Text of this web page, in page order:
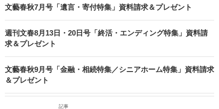
文藝春秋7月号「遺言・寄付特集」資料請求＆プレゼント
週刊文春8月13日・20日号「終活・エンディング特集」資料請
求＆プレゼント
文藝春秋9月号「金融・相続特集／シニアホーム特集」資料請求
＆プレゼント
記事